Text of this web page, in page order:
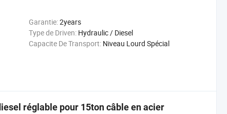
Garantie:2years
Type de Driven: Hydraulic / Diesel
Capacite De Transport: Niveau Lourd Spécial
réglable pour 15ton câble en acier